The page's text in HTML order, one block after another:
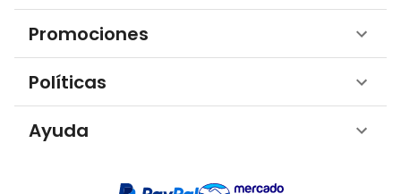
Promociones
Políticas
Ayuda